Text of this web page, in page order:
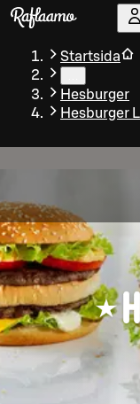
Gå till huvudinnehållet
Startsida
Hesburger
Hesburger